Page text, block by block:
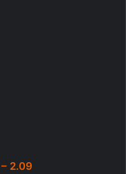
2.09